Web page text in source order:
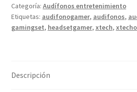
Categoría: Audífonos entretenimiento
Etiquetas: audifonogamer, audifonos,
gamingset, headsetgamer, xtech,
Descripción